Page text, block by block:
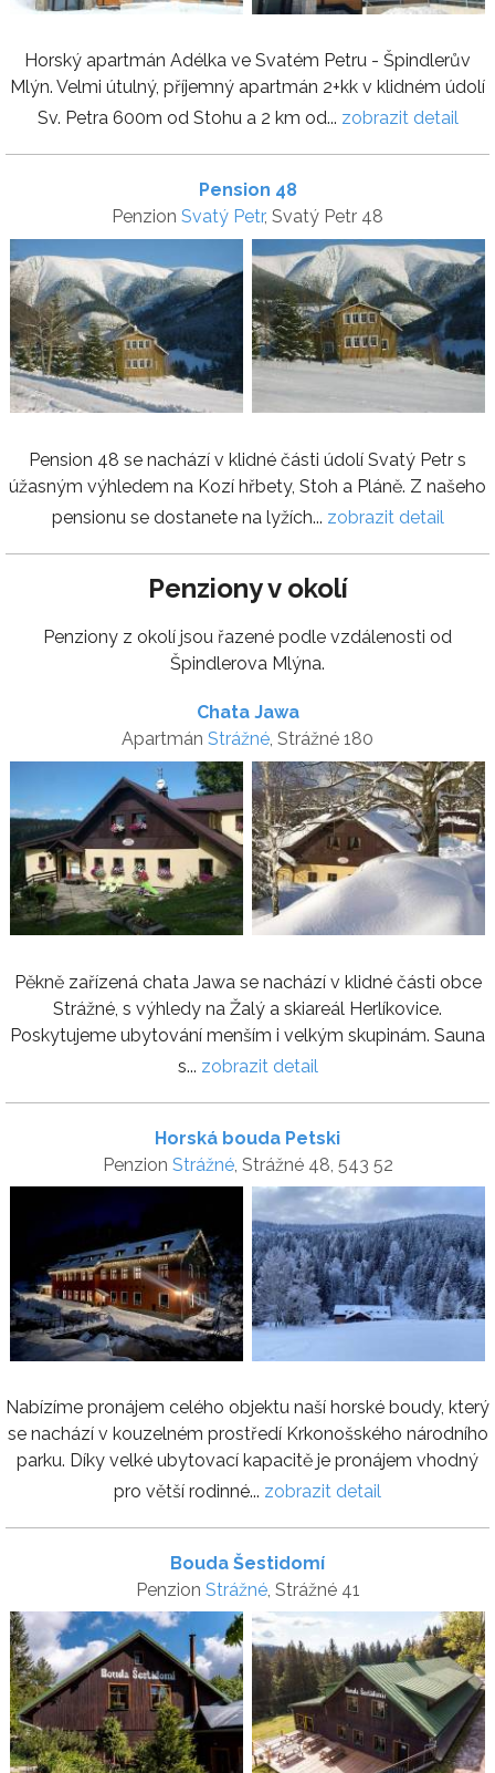
Horský apartmán Adélka ve Svatém Petru - Špindlerův
Mlýn. Velmi útulný, příjemný apartmán 2+kk v klidném údolí
Sv. Petra 600m od Stohu a 2 km od... zobrazit detail
Pension 48
Penzion Svatý Petr, Svatý Petr 48
Pension 48 se nachází v klidné části údolí Svatý Petr s
úžasným výhledem na Kozí hřbety, Stoh a Pláně. Z našeho
pensionu se dostanete na lyžích... zobrazit detail
Penziony v okolí
Penziony z okolí jsou řazené podle vzdálenosti od
Špindlerova Mlýna.
Chata Jawa
Apartmán Strážné, Strážné 180
Pěkně zařízená chata Jawa se nachází v klidné části obce
Strážné, s výhledy na Žalý a skiareál Herlíkovice.
Poskytujeme ubytování menším i velkým skupinám. Sauna
s... zobrazit detail
Horská bouda Petski
Penzion Strážné, Strážné 48, 543 52
Nabízíme pronájem celého objektu naší horské boudy, který
se nachází v kouzelném prostředí Krkonošského národního
parku. Díky velké ubytovací kapacitě je pronájem vhodný
pro větší rodinné... zobrazit detail
Bouda Šestidomí
Penzion Strážné, Strážné 41